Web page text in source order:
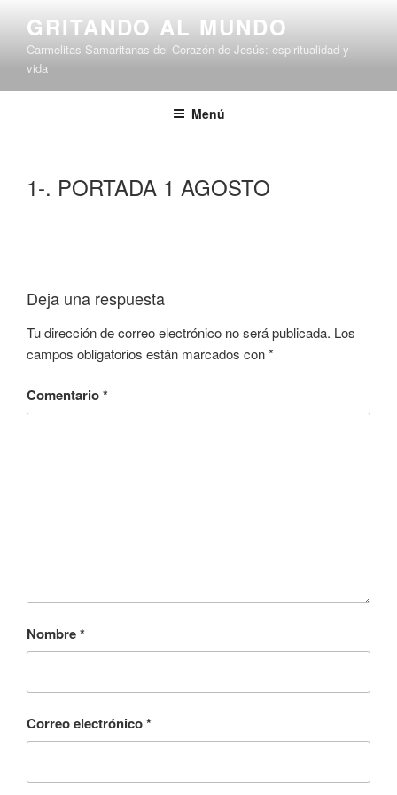
contenido
GRITANDO AL MUNDO
Carmelitas Samaritanas del Corazón de Jesús: espiritualidad y
vida
Menú
1-. PORTADA 1 AGOSTO
Deja una respuesta
Tu dirección de correo electrónico no será publicada. Los
campos obligatorios están marcados con*
Comentario*
Nombre*
Correo electrónico*